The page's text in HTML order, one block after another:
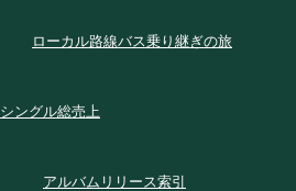
ローカル路線バス乗り継ぎの旅
シングル総売上
アルバムリリース索引